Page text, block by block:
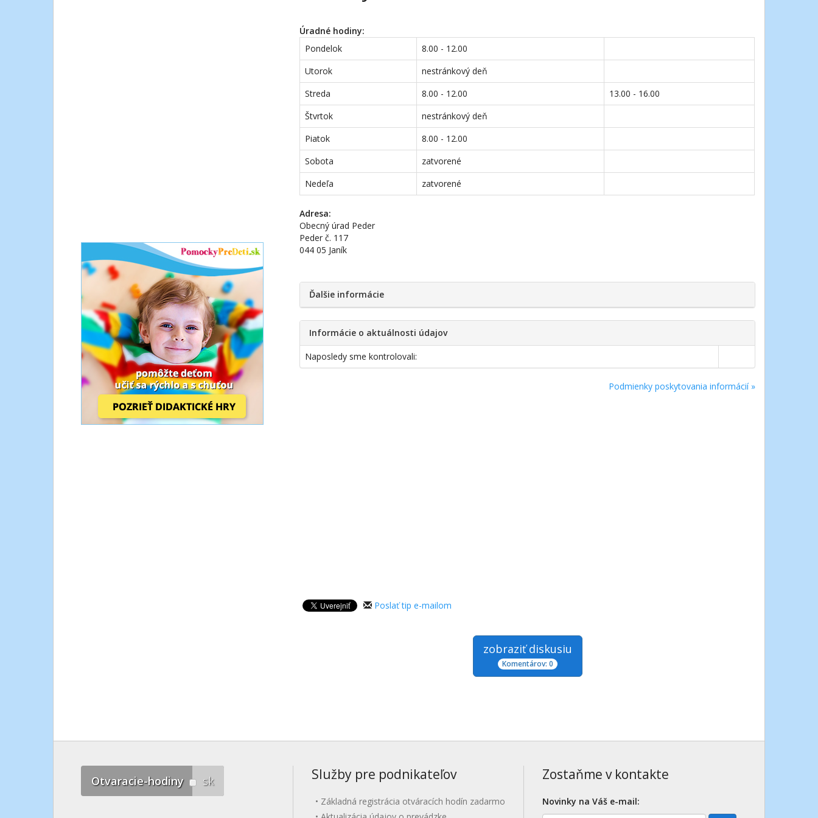
Úradné hodiny:
Pondelok
8.00 - 12.00
Utorok
nestránkový deň
Streda
8.00 - 12.00
13.00 - 16.00
Štvrtok
nestránkový deň
Piatok
8.00 - 12.00
Sobota
zatvorené
Nedeľa
zatvorené
Adresa:
Obecný úrad Peder
Peder č. 117
044 05 Janík
Ďalšie informácie
Informácie o aktuálnosti údajov
Naposledy sme kontrolovali:
Podmienky poskytovania informácií »
Poslať tip e-mailom
zobraziť diskusiu
Komentárov: 0
Otvaracie-hodiny sk Služby pre podnikateľov
Základná registrácia otváracích hodín zadarmo
Zostaňme v kontakte
Novinky na Váš e-mail: